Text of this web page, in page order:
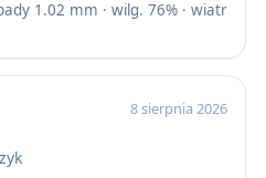
1.02 mm · wilg. 76% · wiatr
8 sierpnia 2026